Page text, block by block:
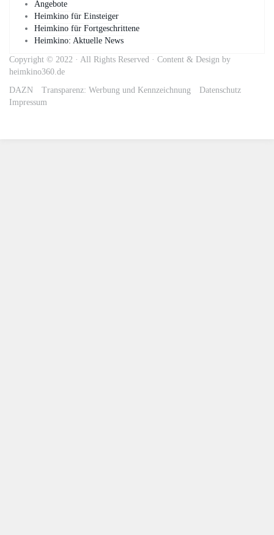
Angebote
Heimkino für Einsteiger
Heimkino für Fortgeschrittene
Heimkino: Aktuelle News
Copyright © 2022 · All Rights Reserved · Content & Design by
heimkino360.de
DAZN
Transparenz: Werbung und Kennzeichnung
Datenschutz
Impressum